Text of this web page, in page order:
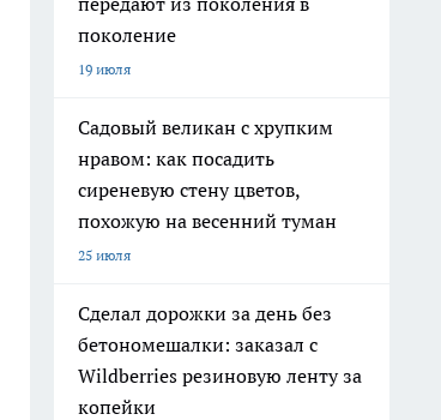
поколение
19 июля
Садовый великан с хрупким
нравом: как посадить
сиреневую стену цветов,
похожую на весенний туман
25 июля
Сделал дорожки за день без
бетономешалки: заказал с
Wildberries резиновую ленту за
копейки